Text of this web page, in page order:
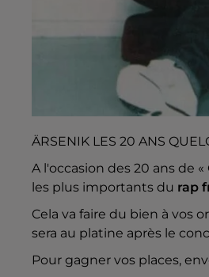
ÄRSENIK LES 20 ANS
A l'occasion des 20 ans de
les plus importants du rap
Cela va faire du bien à vos
sera au platine après le
Pour gagner vos places,